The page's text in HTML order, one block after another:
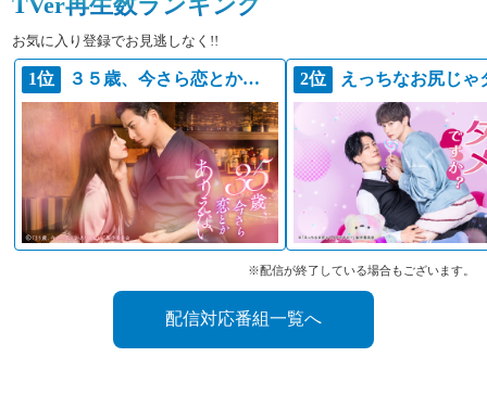
お気に入り登録でお見逃しなく!!
1位 ３５歳、今さら恋とかありえない 2位
※配信が終了している場合もございます。
配信対応番組一覧へ